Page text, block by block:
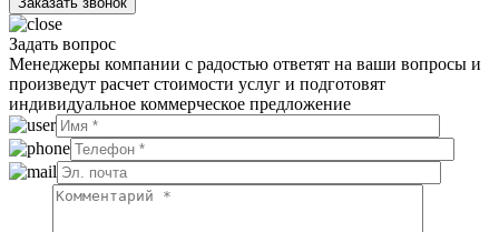
Задать вопрос
Менеджеры компании с радостью ответят на ваши вопросы и
произведут расчет стоимости услуг и подготовят
индивидуальное коммерческое предложение